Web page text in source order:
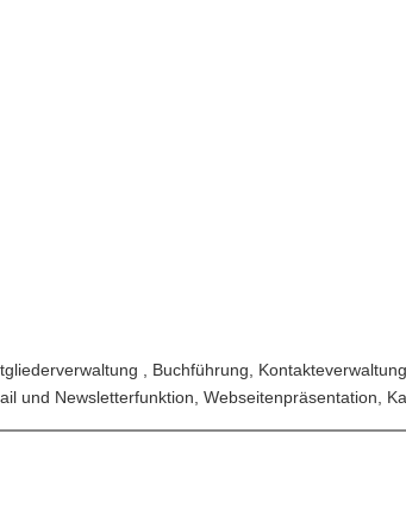
, Buchführung,
und Newsletterfunktion, Webseitenpräsentation,